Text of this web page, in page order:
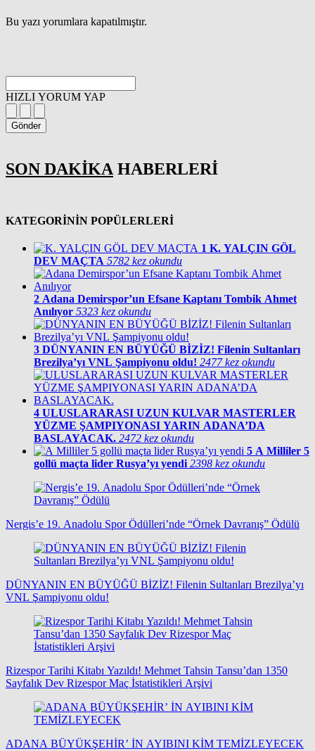
Bu yazı yorumlara kapatılmıştır.
HIZLI YORUM YAP
Gönder
SON DAKİKA HABERLERİ
KATEGORİNİN POPÜLERLERİ
1 K. YALÇIN GÖL
DEV MAÇTA 5782 kez okundu
2 Adana Demirspor’un Efsane Kaptanı Tombik Ahmet
Anılıyor 5323 kez okundu
3 DÜNYANIN EN BÜYÜĞÜ BİZİZ! Filenin Sultanları
Brezilya’yı VNL Şampiyonu oldu! 2477 kez okundu
4 ULUSLARARASI UZUN KULVAR MASTERLER
YÜZME ŞAMPIYONASI YARIN ADANA’DA
BASLAYACAK. 2472 kez okundu
5 A Milliler 5
gollü maçta lider Rusya’yı yendi 2398 kez okundu
Nergis’e 19. Anadolu Spor Ödülleri’nde “Örnek Davranış” Ödülü
DÜNYANIN EN BÜYÜĞÜ BİZİZ! Filenin Sultanları Brezilya’yı
VNL Şampiyonu oldu!
Rizespor Tarihi Kitabı Yazıldı! Mehmet Tahsin Tansu’dan 1350
Sayfalık Dev Rizespor Maç İstatistikleri Arşivi
ADANA BÜYÜKŞEHİR’ İN AYIBINI KİM TEMİZLEYECEK